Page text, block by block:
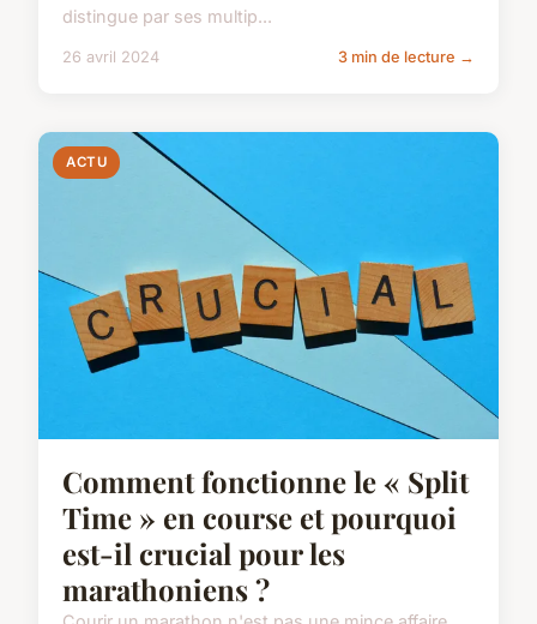
distingue par ses multip...
26 avril 2024 3 min de lecture →
ACTU
Comment fonctionne le « Split
Time » en course et pourquoi
est-il crucial pour les
marathoniens ?